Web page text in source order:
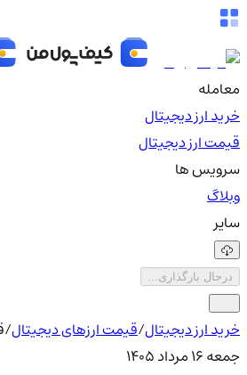
معامله
خرید ارز دیجیتال
قیمت ارز دیجیتال
سرویس ها
وبلاگ
سایر
درحال بارگذاری...
خرید ارز دیجیتال/قیمت ارزهای دیجیتال/
جمعه ۱۶ مرداد ۱۴۰۵